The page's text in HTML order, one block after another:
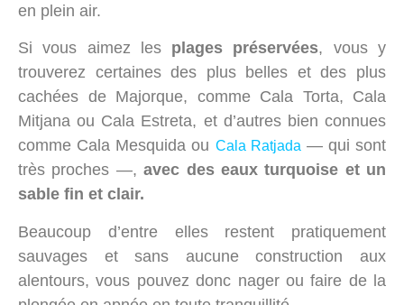
en plein air.
Si vous aimez les plages préservées, vous y
trouverez certaines des plus belles et des plus
cachées de Majorque, comme Cala Torta, Cala
Mitjana ou Cala Estreta, et d’autres bien connues
comme Cala Mesquida ou Cala Ratjada— qui sont
très proches —,avec des eaux turquoise et un
sable fin et clair.
Beaucoup d’entre elles restent pratiquement
sauvages et sans aucune construction aux
alentours, vous pouvez donc nager ou faire de la